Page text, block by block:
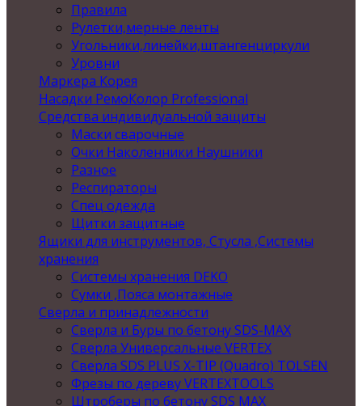
Правила
Рулетки,мерные ленты
Угольники,линейки,штангенциркули
Уровни
Маркера Корея
Насадки РемоКолор Professional
Средства индивидуальной защиты
Маски сварочные
Очки Наколенники Наушники
Разное
Респираторы
Спец одежда
Щитки защитные
Ящики для инструментов, Стусла ,Системы
хранения
Системы хранения DEKO
Сумки ,Пояса монтажные
Сверла и принадлежности
Сверла и Буры по бетону SDS-MAX
Сверла Универсальные VERTEX
Сверла SDS PLUS X-TIP (Quadro) TOLSEN
Фрезы по дереву VERTEXTOOLS
Штроберы по бетону SDS MAX